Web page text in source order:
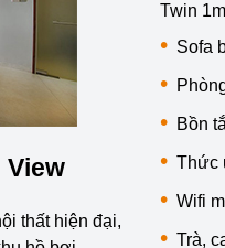
View
thất hiện đại,
Twin
Sofa
Bồn
Thức
Wifi
Trà,